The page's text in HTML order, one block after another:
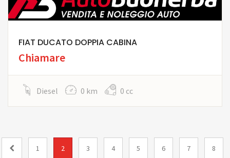
FIAT DUCATO DOPPIA CABINA
Chiamare
Diesel 0 km 0 cc
1 2 3 4 5 6 7 8